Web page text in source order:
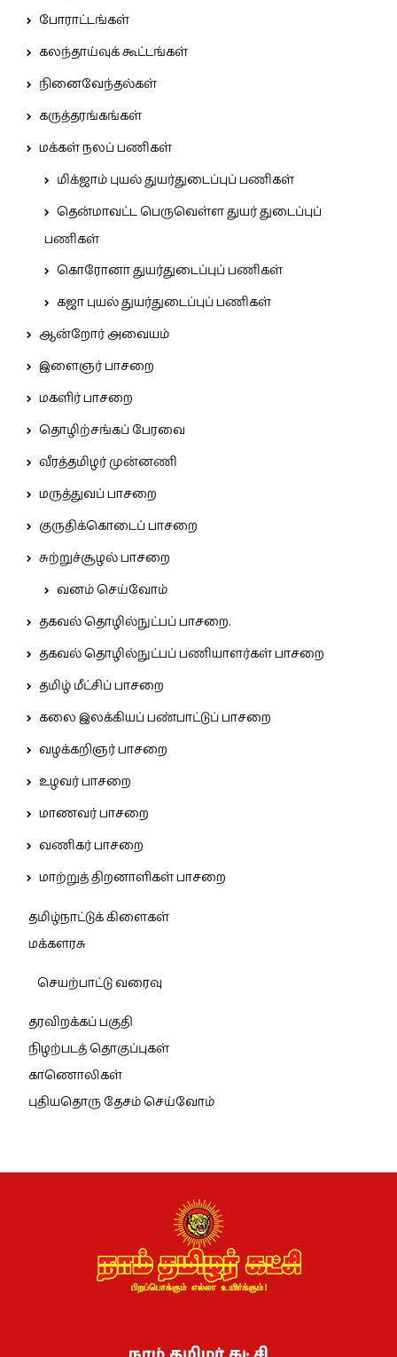
போராட்டங்கள்
கலந்தாய்வுக் கூட்டங்கள்
நினைவேந்தல்கள்
கருத்தரங்கங்கள்
மக்கள் நலப் பணிகள்
மிக்ஜாம் புயல் துயர்துடைப்புப் பணிகள்
தென்மாவட்ட பெருவெள்ள துயர் துடைப்புப்
பணிகள்
கொரோனா துயர்துடைப்புப் பணிகள்
கஜா புயல் துயர்துடைப்புப் பணிகள்
ஆன்றோர் அவையம்
இளைஞர் பாசறை
மகளிர் பாசறை
தொழிற்சங்கப் பேரவை
வீரத்தமிழர் முன்னணி
மருத்துவப் பாசறை
குருதிக்கொடைப் பாசறை
சுற்றுச்சூழல் பாசறை
வனம் செய்வோம்
தகவல் தொழில்நுட்பப் பாசறை.
தகவல் தொழில்நுட்பப் பணியாளர்கள் பாசறை
தமிழ் மீட்சிப் பாசறை
கலை இலக்கியப் பண்பாட்டுப் பாசறை
வழக்கறிஞர் பாசறை
உழவர் பாசறை
மாணவர் பாசறை
வணிகர் பாசறை
மாற்றுத் திறனாளிகள் பாசறை
தமிழ்நாட்டுக் கிளைகள்
மக்களரசு
செயற்பாட்டு வரைவு
தரவிறக்கப் பகுதி
நிழற்படத் தொகுப்புகள்
காணொலிகள்
புதியதொரு தேசம் செய்வோம்